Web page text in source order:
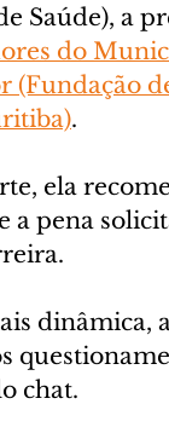
Saúde), a
do
(Fundação
.
ela
a pena
dinâmica,
chat.